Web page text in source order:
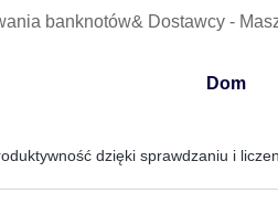
banknotów& Dostawcy -
Dom
dzięki sprawdzaniu i